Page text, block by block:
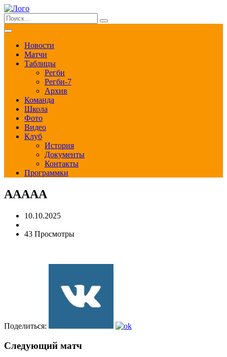
Новости
Матчи
Таблицы
Регби
Регби-7
Архив
Команда
Школа
Фото
Видео
Клуб
История
Документы
Контакты
Программки
ААААА
10.10.2025
43 Просмотры
Поделиться:
Следующий матч